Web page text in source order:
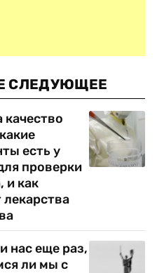
СЛЕДУЮЩЕЕ
есть у
проверки
и как
лекарства
нас еще раз,
ли мы с